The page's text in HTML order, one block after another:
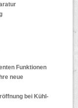
Funktionen
neue
bei Kühl-